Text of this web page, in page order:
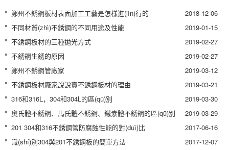
鄭州不銹鋼板材表面加工工藝是怎樣進(jìn)行的
2018-12-06
不同材質(zhì)不銹鋼的不同用途及性能
2019-01-15
不銹鋼板材的三種拋光方式
2019-02-27
不銹鋼生銹的原因
2019-02-27
鄭州不銹鋼管廠家
2019-03-12
不銹鋼板材廠家說說賣不銹鋼板材的理由
2019-03-21
316和316L，304和304L的區(qū)別
2019-03-30
奧氏體不銹鋼、馬氏體不銹鋼、鐵素體不銹鋼的區(qū)別
2019-03-29
201 304和316不銹鋼管防腐蝕性能的對(duì)比
2017-06-16
識(shí)別304與201不銹鋼板的簡單方法
2017-12-07